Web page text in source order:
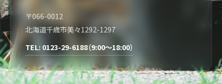
〒066-0012
北海道千歳市美々1292-1297
TEL: 0123-29-6188（9:00～18:00）